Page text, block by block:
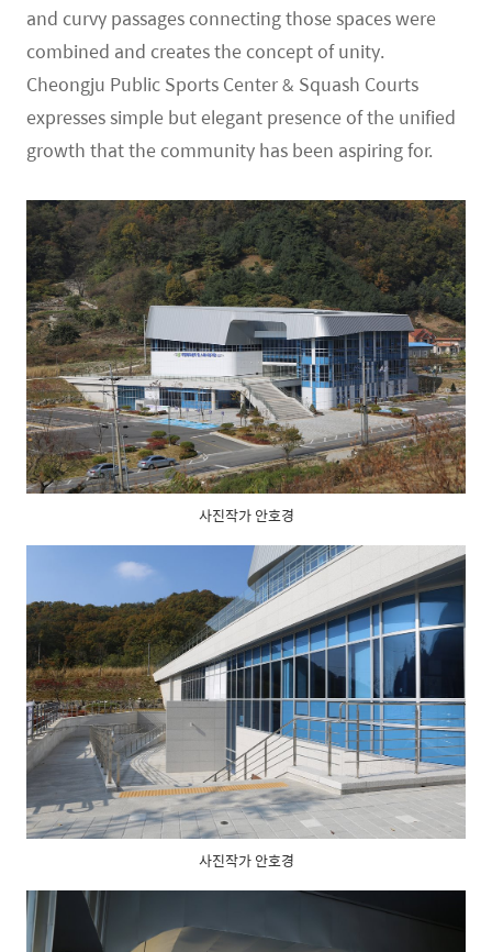
and curvy passages connecting those spaces were
combined and creates the concept of unity.
Cheongju Public Sports Center & Squash Courts
expresses simple but elegant presence of the unified
growth that the community has been aspiring for.
사진작가 안호경
사진작가 안호경